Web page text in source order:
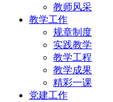
教师风采
教学工作
规章制度
实践教学
教学工程
教学成果
精彩一课
党建工作